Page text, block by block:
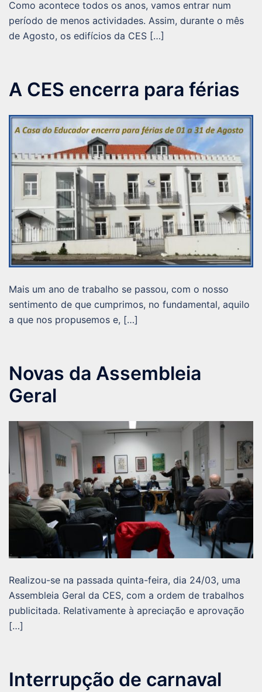
Como acontece todos os anos, vamos entrar num
período de menos actividades. Assim, durante o mês
de Agosto, os edifícios da CES […]
A CES encerra para férias
Mais um ano de trabalho se passou, com o nosso
sentimento de que cumprimos, no fundamental, aquilo
a que nos propusemos e, […]
Novas da Assembleia
Geral
Realizou-se na passada quinta-feira, dia 24/03, uma
Assembleia Geral da CES, com a ordem de trabalhos
publicitada. Relativamente à apreciação e aprovação
[…]
Interrupção de carnaval